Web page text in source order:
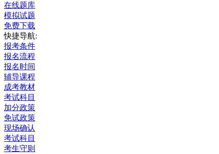
在线题库
模拟试题
免费下载
快捷导航:
报考条件
报名流程
报名时间
辅导课程
成考教材
考试科目
加分政策
免试政策
现场确认
考试科目
考生守则